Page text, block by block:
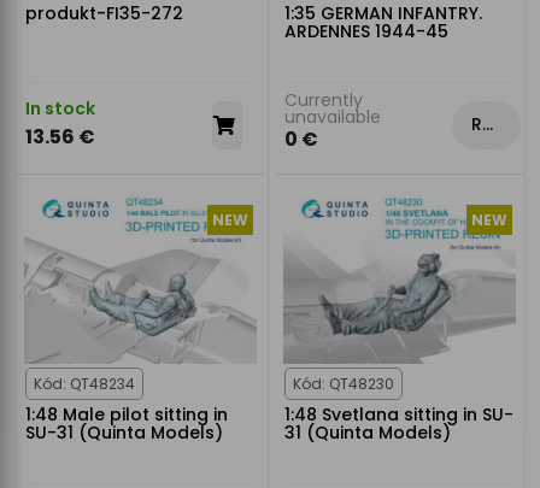
produkt-FI35-272
In stock
13.56 €
1:35 GERMAN INFANTRY.
ARDENNES 1944-45
Currently
unavailable
0 €
Rezervovat
NEW
Kód: QT48234
1:48 Male pilot sitting in
SU-31 (Quinta Models)
NEW
Kód: QT48230
1:48 Svetlana sitting in SU-
31 (Quinta Models)